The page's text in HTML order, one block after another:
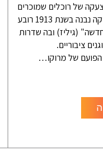
של רוכלים שמוכרים
את מרכולתם. ממערב לעיר העתיקה נבנה בשנת 1913 רובע
(גיליז) ובה שדרות
ציבוריים.
של מרוקו…